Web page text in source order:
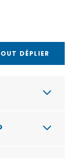
DÉPLIER